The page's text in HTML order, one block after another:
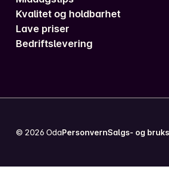
Kvalitet og holdbarhet
Lave priser
Bedriftslevering
© 2026 OdaPersonvernSalgs- og